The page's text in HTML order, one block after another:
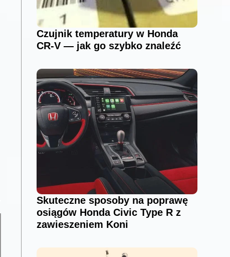
Czujnik temperatury w Honda
CR-V — jak go szybko znaleźć
Skuteczne sposoby na poprawę
osiągów Honda Civic Type R z
zawieszeniem Koni